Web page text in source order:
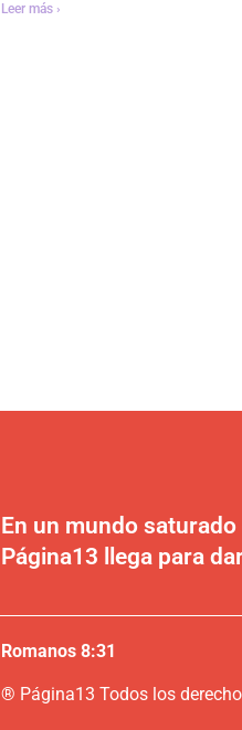
Leer más ›
En un mundo
Página13 llega para
Romanos 8:31
® Página13 Todos los